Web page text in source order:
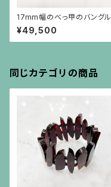
17mm幅のべっ甲のバングル
¥49,500
同じカテゴリの商品